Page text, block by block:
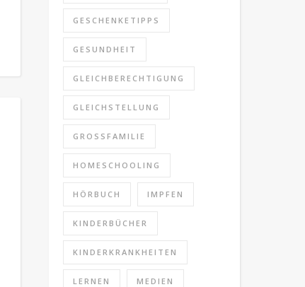
GESCHENKETIPPS
GESUNDHEIT
GLEICHBERECHTIGUNG
GLEICHSTELLUNG
GROSSFAMILIE
HOMESCHOOLING
HÖRBUCH IMPFEN
KINDERBÜCHER
KINDERKRANKHEITEN
LERNEN MEDIEN